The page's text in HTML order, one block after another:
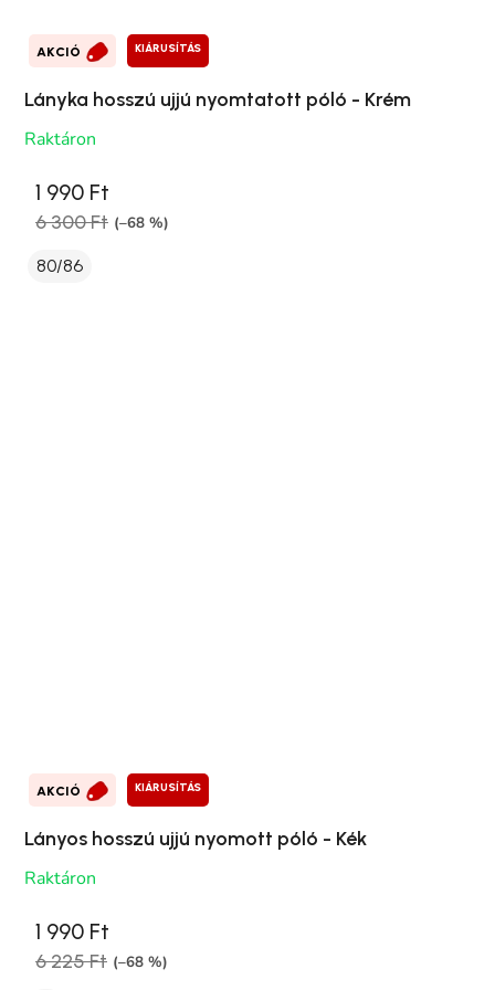
AKCIÓ KIÁRUSÍTÁS
Lányka hosszú ujjú nyomtatott póló - Krém
Raktáron
1 990 Ft
6 300 Ft (–68 %)
80/86
AKCIÓ KIÁRUSÍTÁS
Lányos hosszú ujjú nyomott póló - Kék
Raktáron
1 990 Ft
6 225 Ft (–68 %)